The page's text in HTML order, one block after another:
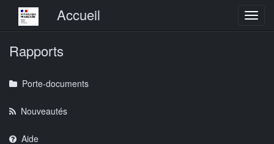
Menu principalAccueil
Rapports
Porte-documents
Nouveautés
Aide